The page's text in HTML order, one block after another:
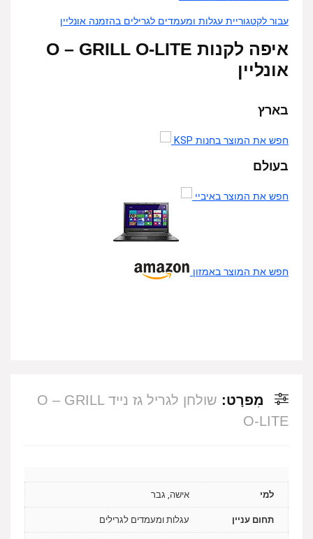
עבור לקטגוריית עגלות ומעמדים לגרילים בהזמנה אונליין
איפה לקנות O – GRILL O-LITE
אונליין
בארץ
חפש את המוצר בחנות KSP
בעולם
חפש את המוצר באיביי
חפש את המוצר באמזון
מִפרָט:
שולחן לגריל גז נייד O – GRILL
O-LITE
למי אישה, גבר
תחום עניין עגלות ומעמדים לגרילים